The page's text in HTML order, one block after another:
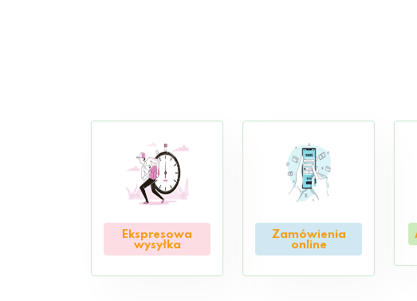
Ekspresowa
wysyłka
Zamówienia
online